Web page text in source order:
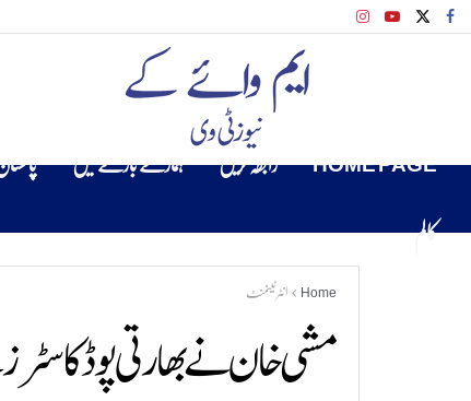
HOME PAGE رابطہ کریں ہمارے بارے میں
کالم
Home انٹرٹینمنٹ
مشی خان نے بھارتی پوڈکاسٹرز